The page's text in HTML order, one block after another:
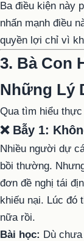
Ba điều kiện này
nhấn mạnh điều
quyền lợi chỉ vì
3. Bà Con
Những Lý
Qua tìm hiểu thực
❌ Bẫy 1:
Nhiều người dự
bồi thường.
đơn đề nghị tái
khiếu nại. Lúc đó
nữa rồi.
Bài học: Dù